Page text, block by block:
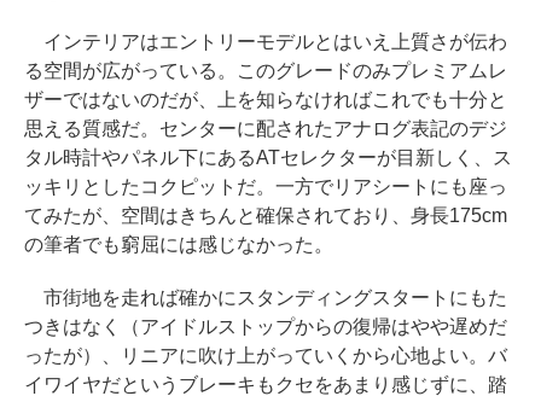
インテリアはエントリーモデルとはいえ上質さが伝わ
る空間が広がっている。このグレードのみプレミアムレ
ザーではないのだが、上を知らなければこれでも十分と
思える質感だ。センターに配されたアナログ表記のデジ
タル時計やパネル下にあるATセレクターが目新しく、ス
ッキリとしたコクピットだ。一方でリアシートにも座っ
てみたが、空間はきちんと確保されており、身長175cm
の筆者でも窮屈には感じなかった。
市街地を走れば確かにスタンディングスタートにもた
つきはなく（アイドルストップからの復帰はやや遅めだ
ったが）、リニアに吹け上がっていくから心地よい。バ
イワイヤだというブレーキもクセをあまり感じずに、踏